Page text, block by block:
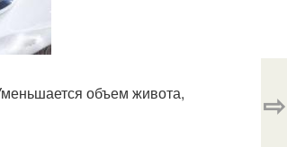
объем живота,
⇨